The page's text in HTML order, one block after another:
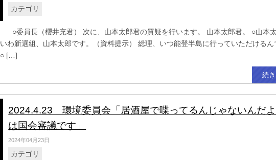
カテゴリ
○委員長（櫻井充君） 次に、山本太郎君の質疑を行います。 山本太郎君。 ○山本
いわ新選組、山本太郎です。（資料提示） 総理、いつ能登半島に行っていただけるん
○ […]
続
2024.4.23 環境委員会「居酒屋で喋ってるんじゃないんだよ
は国会審議です」
2024年04月23日
カテゴリ